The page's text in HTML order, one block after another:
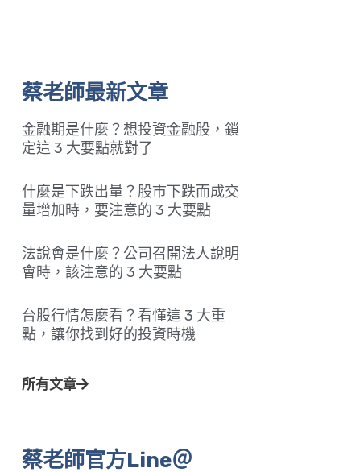
蔡老師最新文章
金融期是什麼？想投資金融股，鎖
定這 3 大要點就對了
什麼是下跌出量？股市下跌而成交
量增加時，要注意的 3 大要點
法說會是什麼？公司召開法人說明
會時，該注意的 3 大要點
台股行情怎麼看？看懂這 3 大重
點，讓你找到好的投資時機
所有文章
蔡老師官方Line＠